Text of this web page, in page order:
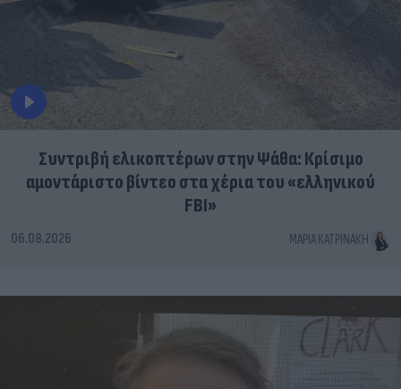
Συντριβή ελικοπτέρων στην Ψάθα: Κρίσιμο
αμοντάριστο βίντεο στα χέρια του «ελληνικού
FBI»
06.08.2026 ΜΑΡΊΑ ΚΑΤΡΙΝΆΚΗ